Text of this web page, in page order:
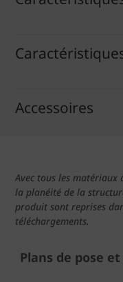
Accessoires
Avec tous les
la planéité de la
produit sont reprises
téléchargements.
Plans de pose